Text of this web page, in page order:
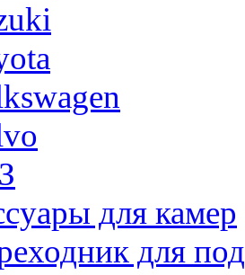
для камер
для